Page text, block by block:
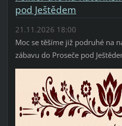
pod Ještědem
21.11.2026 18:00
Moc se těšíme již podruhé na
zábavu do Proseče pod